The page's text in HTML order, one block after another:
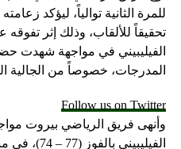
للمرة الثانية توالياً، ليؤكد
تحقيقاً للألقاب، وذلك إثر
الفيليبيني في مواجهة شهدت
المدرجات، خصوصاً من الجالية
Follow us on Twitter
وأنهى فريق الرياضي بيروت
الفيليبيني